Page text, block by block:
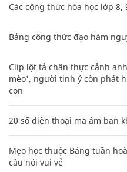
Các công thức hóa học lớp
Bảng công thức đạo hàm
Clip lột tả chân thực cảnh
mèo', người tinh ý còn phát
con
20 số điện thoại ma ám bạn
Mẹo học thuộc Bảng tuần
câu nói vui vẻ